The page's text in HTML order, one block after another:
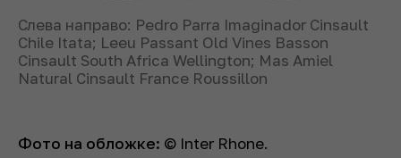
Слева направо: Pedro Parra Imaginador Cinsault
Chile Itata; Leeu Passant Old Vines Basson
Cinsault South Africa Wellington; Mas Amiel
Natural Cinsault France Roussillon
Фото на обложке: © Inter Rhone.